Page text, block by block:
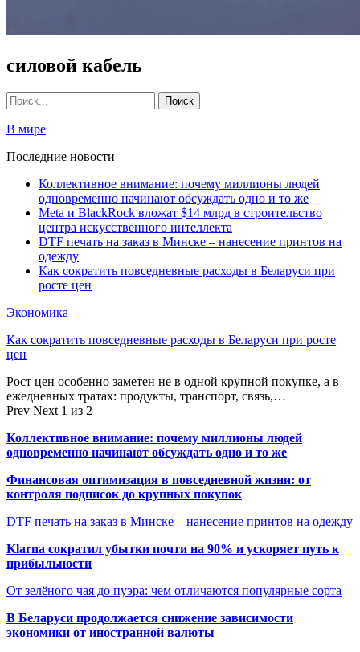
силовой кабель
В мире
Последние новости
Коллективное внимание: почему миллионы людей
одновременно начинают обсуждать одно и то же
Meta и BlackRock вложат $14 млрд в строительство
центра искусственного интеллекта
DTF печать на заказ в Минске – нанесение принтов на
одежду
Как сократить повседневные расходы в Беларуси при
росте цен
Экономика
Как сократить повседневные расходы в Беларуси при росте
цен
Рост цен особенно заметен не в одной крупной покупке, а в
ежедневных тратах: продукты, транспорт, связь,…
Prev Next 1 из 2
Коллективное внимание: почему миллионы людей
одновременно начинают обсуждать одно и то же
Финансовая оптимизация в повседневной жизни: от
контроля подписок до крупных покупок
DTF печать на заказ в Минске – нанесение принтов на одежду
Klarna сократил убытки почти на 90% и ускоряет путь к
прибыльности
От зелёного чая до пуэра: чем отличаются популярные сорта
В Беларуси продолжается снижение зависимости
экономики от иностранной валюты